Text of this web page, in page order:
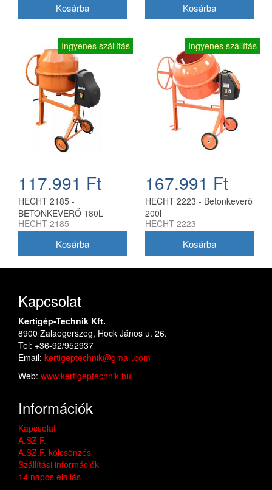
Ingyenes szállítás
117.991 Ft
HECHT 2185 -
BETONKEVERŐ 180L
HECHT 2185
Ingyenes szállítás
167.991 Ft
HECHT 2223 - Betonkeverő
200l
HECHT 2223
Kapcsolat
Kertigép-Technik Kft.
8900 Zalaegerszeg, Hock János u. 26.
Tel: +36-92/952937
Email: kertigeptechnik@gmail.com
Web: www.kertigeptechnik.hu
Információk
Kapcsolat
A.SZ.F.
A.SZ.F. kölcsönzés
Szállítási információk
14 napos elállás